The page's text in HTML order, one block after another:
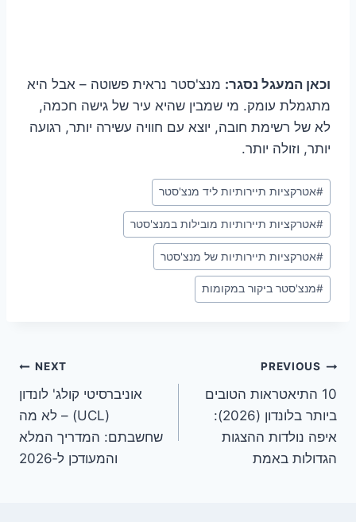
וכאן המעגל נסגר: מנצ'סטר נראית פשוטה – אבל היא
מתגמלת עומק. מי שמבין שהיא עיר של גישה חכמה,
לא של רשימת חובה, יוצא עם חוויה עשירה יותר, רגועה
יותר, וזולה יותר.
Post
Tags:
#אטרקציות תיירותיות ליד מנצ'סטר
#אטרקציות תיירותיות מובילות במנצ'סטר
#אטרקציות תיירותיות של מנצ'סטר
#מנצ'סטר ביקור במקומות
ניווט
PREVIOUS
10 התיאטראות הטובים
ביותר בלונדון (2026):
איפה נולדות ההצגות
הגדולות באמת
NEXT
אוניברסיטי קולג' לונדון
(UCL) – לא מה
שחשבתם: המדריך המלא
והמעודכן ל‑2026